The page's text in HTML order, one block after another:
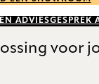
ADVIESGESPREK
voor